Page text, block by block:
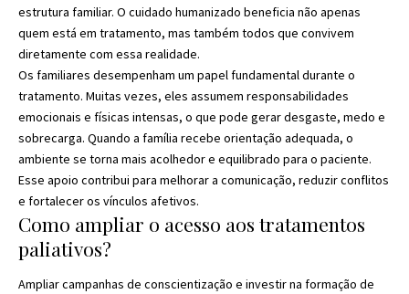
estrutura familiar. O cuidado humanizado beneficia não apenas
quem está em tratamento, mas também todos que convivem
diretamente com essa realidade.
Os familiares desempenham um papel fundamental durante o
tratamento. Muitas vezes, eles assumem responsabilidades
emocionais e físicas intensas, o que pode gerar desgaste, medo e
sobrecarga. Quando a família recebe orientação adequada, o
ambiente se torna mais acolhedor e equilibrado para o paciente.
Esse apoio contribui para melhorar a comunicação, reduzir conflitos
e fortalecer os vínculos afetivos.
Como ampliar o acesso aos tratamentos
paliativos?
Ampliar campanhas de conscientização e investir na formação de